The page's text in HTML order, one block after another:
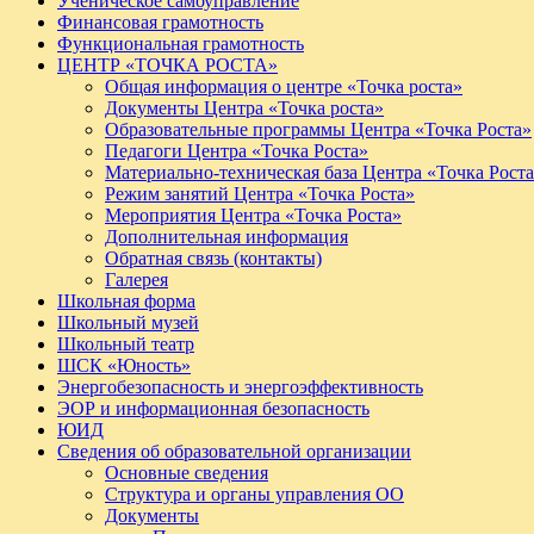
Финансовая грамотность
Функциональная грамотность
ЦЕНТР «ТОЧКА РОСТА»
Общая информация о центре «Точка роста»
Документы Центра «Точка роста»
Образовательные программы Центра «Точка Роста»
Педагоги Центра «Точка Роста»
Материально-техническая база Центра «Точка
Режим занятий Центра «Точка Роста»
Мероприятия Центра «Точка Роста»
Дополнительная информация
Обратная связь (контакты)
Галерея
Школьная форма
Школьный музей
Школьный театр
ШСК «Юность»
Энергобезопасность и энергоэффективность
ЭОР и информационная безопасность
ЮИД
Сведения об образовательной организации
Основные сведения
Структура и органы управления ОО
Документы